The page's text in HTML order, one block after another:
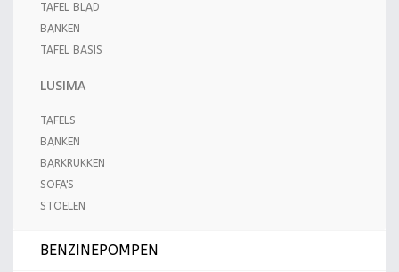
TAFEL BLAD
BANKEN
TAFEL BASIS
LUSIMA
TAFELS
BANKEN
BARKRUKKEN
SOFA'S
STOELEN
BENZINEPOMPEN